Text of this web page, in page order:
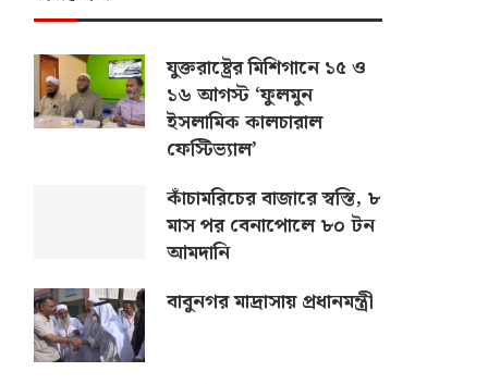
যুক্তরাষ্ট্রের মিশিগানে ১৫ ও
১৬ আগস্ট ‘ফুলমুন
ইসলামিক কালচারাল
ফেস্টিভ্যাল’
কাঁচামরিচের বাজারে স্বস্তি, ৮
মাস পর বেনাপোলে ৮০ টন
আমদানি
বাবুনগর মাদ্রাসায় প্রধানমন্ত্রী